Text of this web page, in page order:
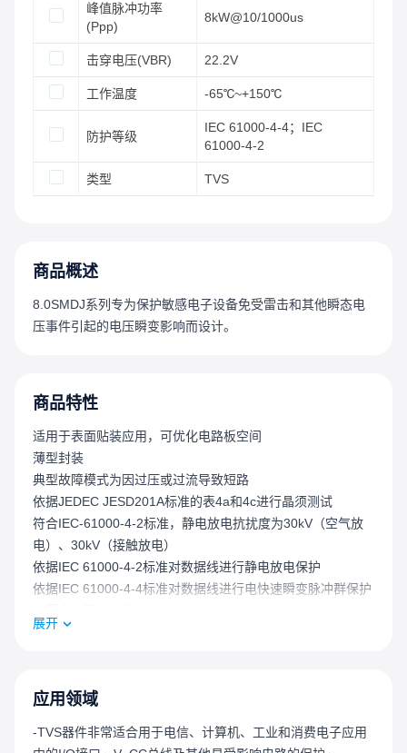
峰值脉冲功率
(Ppp)
8kW@10/1000us
击穿电压(VBR) 22.2V
工作温度 -65℃~+150℃
防护等级
IEC 61000-4-4；IEC
61000-4-2
类型 TVS
商品概述
8.0SMDJ系列专为保护敏感电子设备免受雷击和其他瞬态电
压事件引起的电压瞬变影响而设计。
商品特性
适用于表面贴装应用，可优化电路板空间
薄型封装
典型故障模式为因过压或过流导致短路
依据JEDEC JESD201A标准的表4a和4c进行晶须测试
符合IEC-61000-4-2标准，静电放电抗扰度为30kV（空气放
电）、30kV（接触放电）
依据IEC 61000-4-2标准对数据线进行静电放电保护
依据IEC 61000-4-4标准对数据线进行电快速瞬变脉冲群保护
玻璃钝化芯片结
快速响应时间：从0V到最小击穿电压V_BR通常小于1.0ps
DO-214AB封装尺寸紧凑，功率密度高
展开
应用领域
-TVS器件非常适合用于电信、计算机、工业和消费电子应用